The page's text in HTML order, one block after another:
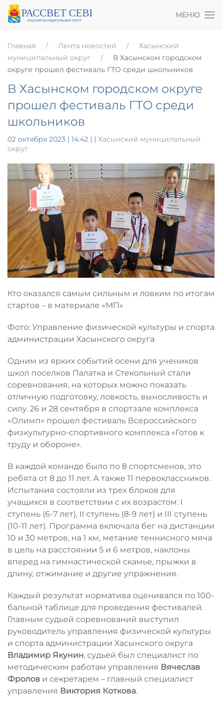
МЕНЮ
Главная Лента новостей
Хасынский
муниципальный округ
В Хасынском городском
округе прошел фестиваль ГТО среди школьников
В Хасынском городском округе
прошел фестиваль ГТО среди
школьников
02 октября 2023 | 14:42 | | Хасынский муниципальный
округ
Кто оказался самым сильным и ловким по итогам
стартов – в материале «МП»
Фото: Управление физической культуры и спорта
администрации Хасынского округа
Одним из ярких событий осени для учеников
школ поселков Палатка и Стекольный стали
соревнования, на которых можно показать
отличную подготовку, ловкость, выносливость и
силу. 26 и 28 сентября в спортзале комплекса
«Олимп» прошел фестиваль Всероссийского
физкультурно-спортивного комплекса «Готов к
труду и обороне».
В каждой команде было по 8 спортсменов, это
ребята от 8 до 11 лет. А также 11 первоклассников.
Испытания состояли из трех блоков для
учащихся в соответствии с их возрастом: I
ступень (6-7 лет), II ступень (8-9 лет) и III ступень
(10-11 лет). Программа включала бег на дистанции
10 и 30 метров, на 1 км, метание теннисного мяча
в цель на расстоянии 5 и 6 метров, наклоны
вперед на гимнастической скамье, прыжки в
длину, отжимание и другие упражнения.
Каждый результат норматива оценивался по 100-
бальной таблице для проведения фестивалей.
Главным судьей соревнований выступил
руководитель управления физической культуры
и спорта администрации Хасынского округа
Владимир Якунин, судьей был специалист по
методическим работам управления Вячеслав
Фролов и секретарем – главный специалист
управления Виктория Коткова.